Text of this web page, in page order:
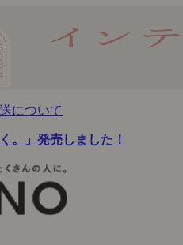
について
。」発売しました！